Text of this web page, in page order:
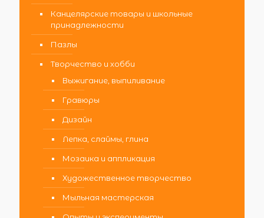
Канцелярские товары и школьные
принадлежности
Пазлы
Творчество и хобби
Выжигание, выпиливание
Гравюры
Дизайн
Лепка, слаймы, глина
Мозаика и аппликация
Художественное творчество
Мыльная мастерская